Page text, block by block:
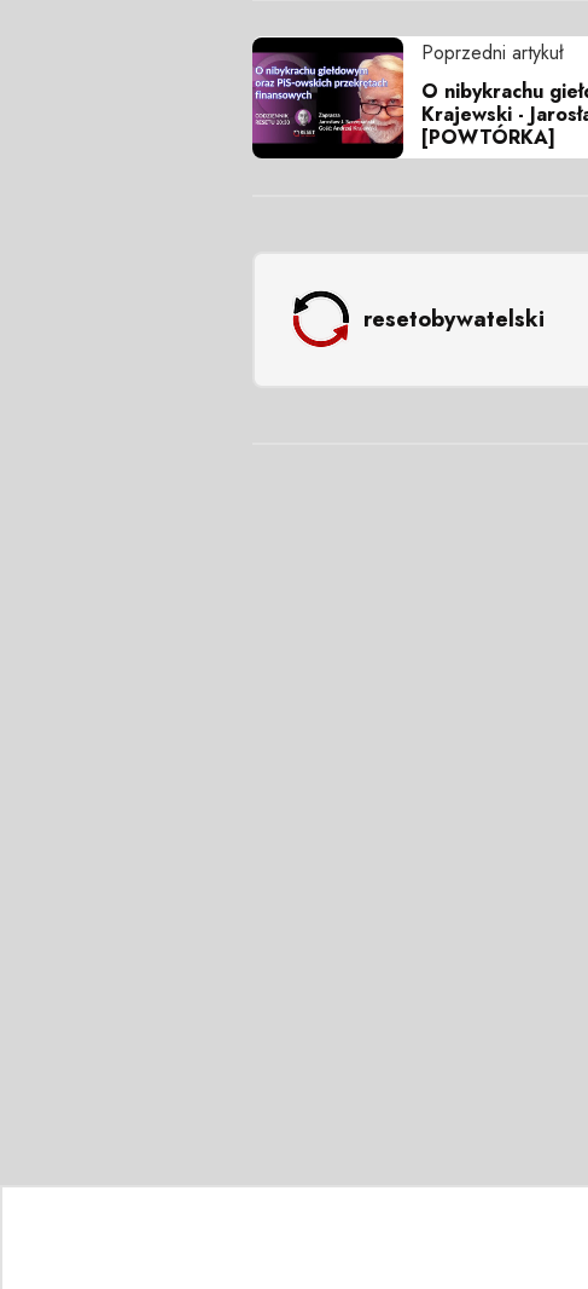
Poprzedni artykuł
O nibykrachu
Krajewski -
[POWTÓRKA]
resetobywatelski